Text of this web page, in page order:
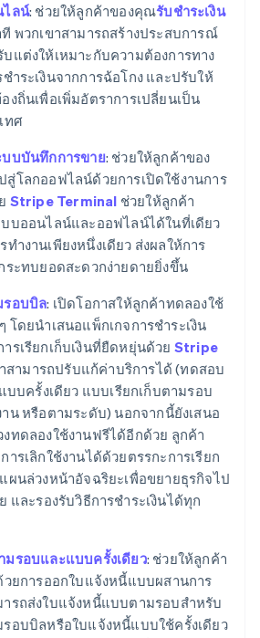
ไลน์: ช่วยให้ลูกค้าของคุณรับชำระเงิน
พวกเขาสามารถสร้างประสบการณ์
บแต่งให้เหมาะกับความต้องการทาง
ำระเงินจากการฉ้อโกง และปรับให้
งถิ่นเพื่อเพิ่มอัตราการเปลี่ยนเป็น
ทศ
บบบันทึกการขาย: ช่วยให้ลูกค้าของ
โลกออฟไลน์ด้วยการเปิดใช้งานการ
Stripe Terminal ช่วยให้ลูกค้า
บออนไลน์และออฟไลน์ได้ในที่เดียว
ำงานเพียงหนึ่งเดียว ส่งผลให้การ
ระทบยอดสะดวกง่ายดายยิ่งขึ้น
รอบบิล: เปิดโอกาสให้ลูกค้าทดลองใช้
โดยนำเสนอแพ็กเกจการชำระเงิน
รเรียกเก็บเงินที่ยืดหยุ่นด้วย Stripe
สามารถปรับแก้ค่าบริการได้ (ทดสอบ
บบครั้งเดียว แบบเรียกเก็บตามรอบ
น หรือตามระดับ) นอกจากนี้ยังเสนอ
ทดลองใช้งานฟรีได้อีกด้วย ลูกค้า
ารเลิกใช้งานได้ด้วยตรรกะการเรียก
ผนล่วงหน้าอัจฉริยะเพื่อขยายธุรกิจไป
และรองรับวิธีการชำระเงินได้ทุก
รอบและแบบครั้งเดียว: ช่วยให้ลูกค้า
วยการออกใบแจ้งหนี้แบบผสานการ
ารถส่งใบแจ้งหนี้แบบตามรอบสำหรับ
รอบบิลหรือใบแจ้งหนี้แบบใช้ครั้งเดียว
องกง ประเทศจีน